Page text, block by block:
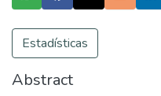
Estadísticas
Abstract